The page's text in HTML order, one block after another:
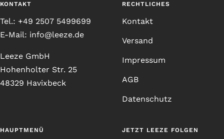
KONTAKT
Tel.: +49 2507 5499699
E-Mail: info@leeze.de
Leeze GmbH
Hohenholter Str. 25
48329 Havixbeck
RECHTLICHES
Kontakt
Versand
Impressum
AGB
Datenschutz
HAUPTMENÜ JETZT LEEZE FOLGEN